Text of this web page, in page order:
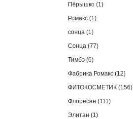
Пёрышко (1)
Ромакс (1)
сонца (1)
Сонца (77)
Тимбэ (6)
Фабрика Ромакс (12)
ФИТОКОСМЕТИК (156)
Флоресан (111)
Элитан (1)